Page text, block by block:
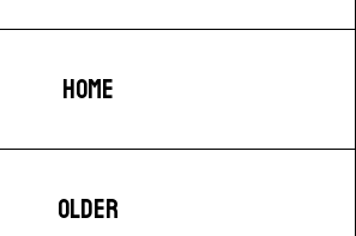
HOME
OLDER